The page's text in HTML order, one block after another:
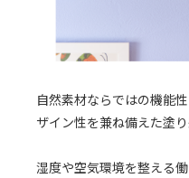
自然素材ならではの機能
ザイン性を兼ね備えた塗
湿度や空気環境を整える